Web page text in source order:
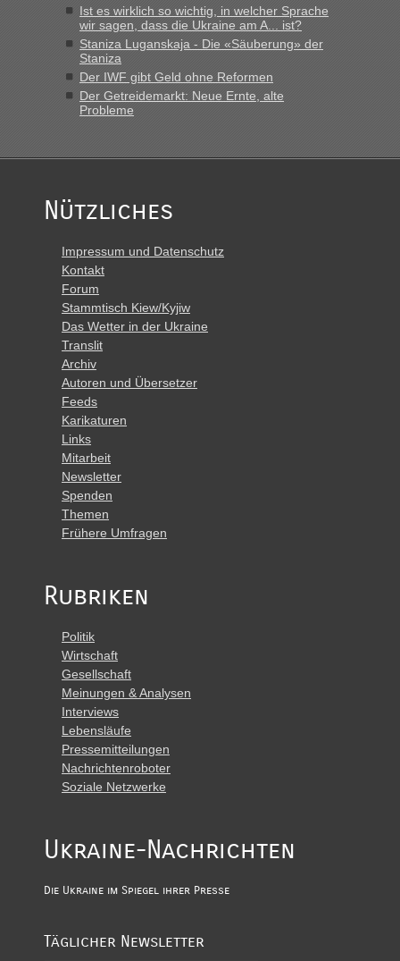
Ist es wirklich so wichtig, in welcher Sprache
wir sagen, dass die Ukraine am A... ist?
Staniza Luganskaja - Die «Säuberung» der
Staniza
Der IWF gibt Geld ohne Reformen
Der Getreidemarkt: Neue Ernte, alte
Probleme
Nützliches
Impressum und Datenschutz
Kontakt
Forum
Stammtisch Kiew/Kyjiw
Das Wetter in der Ukraine
Translit
Archiv
Autoren und Übersetzer
Feeds
Karikaturen
Links
Mitarbeit
Newsletter
Spenden
Themen
Frühere Umfragen
Rubriken
Politik
Wirtschaft
Gesellschaft
Meinungen & Analysen
Interviews
Lebensläufe
Pressemitteilungen
Nachrichtenroboter
Soziale Netzwerke
Ukraine-Nachrichten
Die Ukraine im Spiegel ihrer Presse
Täglicher Newsletter